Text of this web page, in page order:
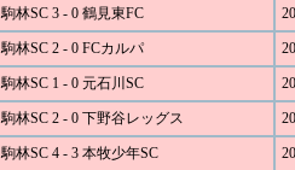
駒林SC 3 - 0 鶴見東FC
駒林SC 2 - 0 FCカルパ
駒林SC 1 - 0 元石川SC
駒林SC 2 - 0 下野谷レッグス
駒林SC 4 - 3 本牧少年SC